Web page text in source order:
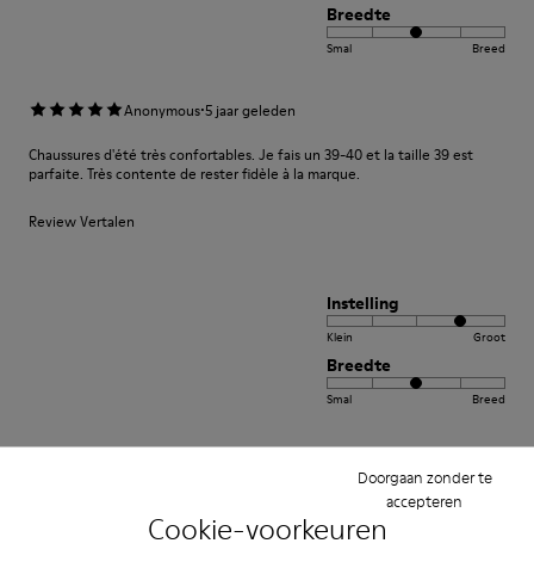
Cookie-voorkeuren
Doorgaan zonder te
accepteren
Breedte
Smal Breed
Anonymous·5 jaar geleden
Chaussures d'été très confortables. Je fais un 39-40 et la taille 39 est
parfaite. Très contente de rester fidèle à la marque.
Review Vertalen
Instelling
Klein Groot
Breedte
Smal Breed
Sehr schöner Schuh. Qualität und Farbe sind top. Gerne wieder.